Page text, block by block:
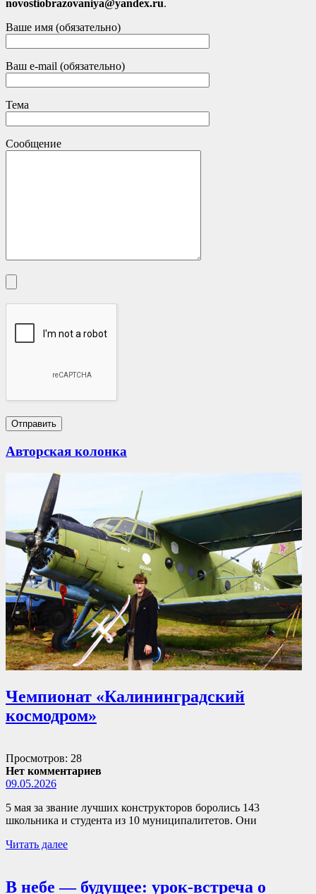
novostiobrazovaniya@yandex.ru.
Ваше имя (обязательно)
Ваш e-mail (обязательно)
Тема
Сообщение
Авторская колонка
Чемпионат «Калининградский
космодром»
Просмотров: 28
Нет комментариев
09.05.2026
5 мая за звание лучших конструкторов боролись 143
школьника и студента из 10 муниципалитетов. Они
Читать далее
В небе — будущее: урок-встреча о